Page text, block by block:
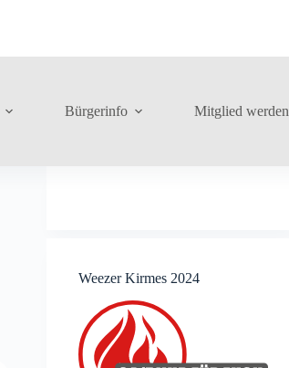
Bürgerinfo Mitglied werden
Weezer Kirmes 2024